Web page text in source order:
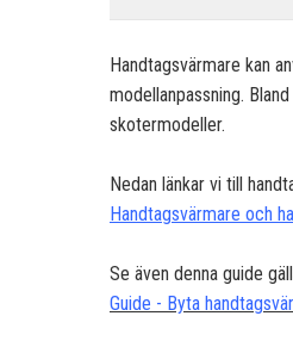
Handtagsvärmare kan
modellanpassning.
skotermodeller.
Nedan länkar vi till
Handtagsvärmare och
Se även denna guide
Guide - Byta